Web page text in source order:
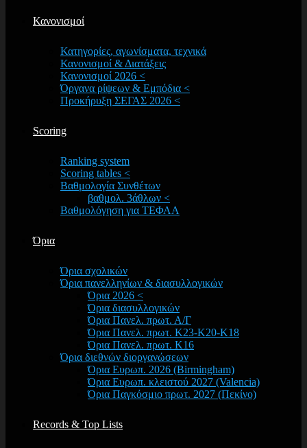
Κανονισμοί
Κατηγορίες, αγωνίσματα, τεχνικά
Κανονισμοί & Διατάξεις
Κανονισμοί 2026 <
Όργανα ρίψεων & Εμπόδια <
Προκήρυξη ΣΕΓΑΣ 2026 <
Scoring
Ranking system
Scoring tables <
Βαθμολογία Συνθέτων
βαθμολ. 3άθλων <
Βαθμολόγηση για ΤΕΦΑΑ
Όρια
Όρια σχολικών
Όρια πανελληνίων & διασυλλογικών
Όρια 2026 <
Όρια διασυλλογικών
Όρια Πανελ. πρωτ. Α/Γ
Όρια Πανελ. πρωτ. Κ23-Κ20-Κ18
Όρια Πανελ. πρωτ. Κ16
Όρια διεθνών διοργανώσεων
Όρια Ευρωπ. 2026 (Birmingham)
Όρια Ευρωπ. κλειστού 2027 (Valencia)
Όρια Παγκόσμιο πρωτ. 2027 (Πεκίνο)
Records & Top Lists